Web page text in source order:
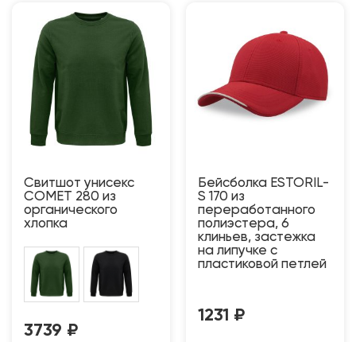
Свитшот унисекс
COMET 280 из
органического
хлопка
3739 ₽
Бейсболка ESTORIL-
S 170 из
переработанного
полиэстера, 6
клиньев, застежка
на липучке с
пластиковой петлей
1231 ₽